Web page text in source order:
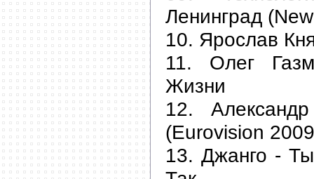
Ленинград
10. Ярослав
11. Олег
Жизни
12.
(Eurovision
13. Джанго -